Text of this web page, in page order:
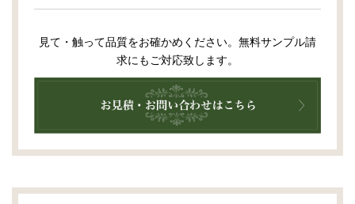
見て・触って品質をお確かめください。無料サンプル請
求にもご対応致します。